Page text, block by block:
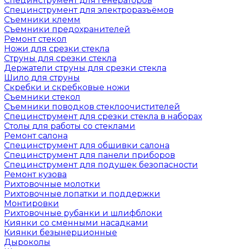
Специнструмент для электроразъёмов
Съемники клемм
Съемники предохранителей
Ремонт стекол
Ножи для срезки стекла
Струны для срезки стекла
Держатели струны для срезки стекла
Шило для струны
Скребки и скребковые ножи
Съемники стекол
Съемники поводков стеклоочистителей
Специнструмент для срезки стекла в наборах
Столы для работы со стеклами
Ремонт салона
Специнструмент для обшивки салона
Специнструмент для панели приборов
Специнструмент для подушек безопасности
Ремонт кузова
Рихтовочные молотки
Рихтовочные лопатки и поддержки
Монтировки
Рихтовочные рубанки и шлифблоки
Киянки со сменными насадками
Киянки безынерционные
Дыроколы